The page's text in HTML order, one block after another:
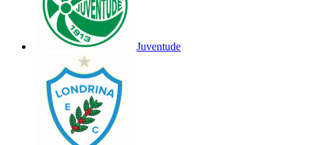
Juventude